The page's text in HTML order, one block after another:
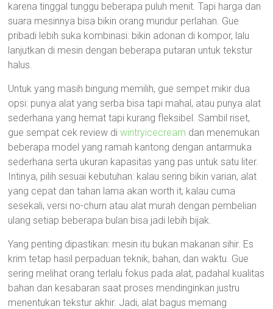
karena tinggal tunggu beberapa puluh menit. Tapi harga dan
suara mesinnya bisa bikin orang mundur perlahan. Gue
pribadi lebih suka kombinasi: bikin adonan di kompor, lalu
lanjutkan di mesin dengan beberapa putaran untuk tekstur
halus.
Untuk yang masih bingung memilih, gue sempet mikir dua
opsi: punya alat yang serba bisa tapi mahal, atau punya alat
sederhana yang hemat tapi kurang fleksibel. Sambil riset,
gue sempat cek review diwintryicecream dan menemukan
beberapa model yang ramah kantong dengan antarmuka
sederhana serta ukuran kapasitas yang pas untuk satu liter.
Intinya, pilih sesuai kebutuhan: kalau sering bikin varian, alat
yang cepat dan tahan lama akan worth it; kalau cuma
sesekali, versi no-churn atau alat murah dengan pembelian
ulang setiap beberapa bulan bisa jadi lebih bijak.
Yang penting dipastikan: mesin itu bukan makanan sihir. Es
krim tetap hasil perpaduan teknik, bahan, dan waktu. Gue
sering melihat orang terlalu fokus pada alat, padahal kualitas
bahan dan kesabaran saat proses mendinginkan justru
menentukan tekstur akhir. Jadi, alat bagus memang